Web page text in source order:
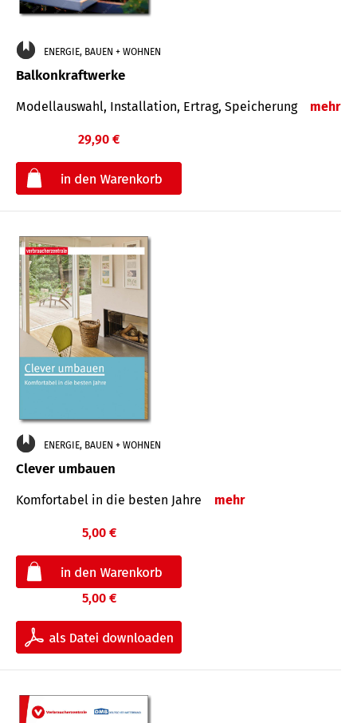
ENERGIE, BAUEN + WOHNEN
Balkonkraftwerke
Modellauswahl, Installation, Ertrag, Speicherung mehr
29,90 €
ENERGIE, BAUEN + WOHNEN
Clever umbauen
Komfortabel in die besten Jahre mehr
5,00 €
5,00 €